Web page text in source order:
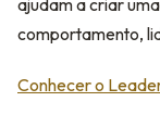
ajudam a criar
comportamento,
Conhecer o